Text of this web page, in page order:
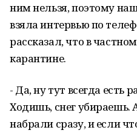
ним нельзя, поэтому
взяла интервью по
рассказал, что в
карантине.
- Да, ну тут всегда есть
Ходишь, снег убираешь.
набрали сразу, и если